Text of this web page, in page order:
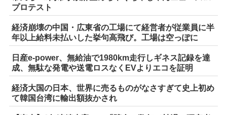
プロテスト
経済崩壊の中国・広東省の工場にて経営者が従業員に半
年以上給料未払いした挙句高飛び。工場は空っぽに
日産e-power、無給油で1980km走行しギネス記録を達
成、無駄な発電や送電ロスなくEVよりエコを証明
経済大国の日本、世界に売るものがなさすぎて史上初め
て韓国台湾に輸出額抜かされ